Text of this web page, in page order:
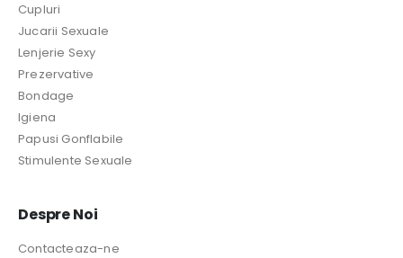
Cupluri
Jucarii Sexuale
Lenjerie Sexy
Prezervative
Bondage
Igiena
Papusi Gonflabile
Stimulente Sexuale
Despre Noi
Contacteaza-ne